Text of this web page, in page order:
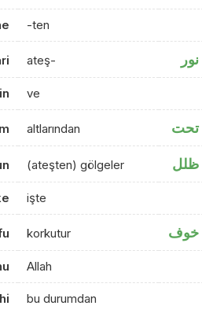
-ten
ateş- نور
ve
altlarından تحت
(ateşten) gölgeler ظلل
işte
korkutur خوف
Allah
bu durumdan